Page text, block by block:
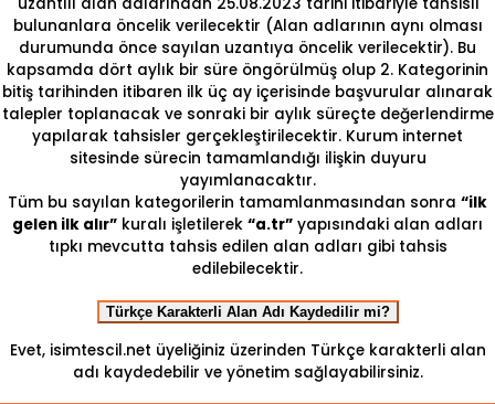
bulunanlara öncelik verilecektir (Alan adlarının aynı olması
durumunda önce sayılan uzantıya öncelik verilecektir). Bu
kapsamda dört aylık bir süre öngörülmüş olup 2. Kategorinin
bitiş tarihinden itibaren ilk üç ay içerisinde başvurular alınarak
talepler toplanacak ve sonraki bir aylık süreçte değerlendirme
yapılarak tahsisler gerçekleştirilecektir. Kurum internet
sitesinde sürecin tamamlandığı ilişkin duyuru
yayımlanacaktır.
Tüm bu sayılan kategorilerin tamamlanmasından sonra “ilk
gelen ilk alır” kuralı işletilerek “a.tr” yapısındaki alan adları
tıpkı mevcutta tahsis edilen alan adları gibi tahsis
edilebilecektir.
Türkçe Karakterli Alan Adı Kaydedilir mi?
Evet, isimtescil.net üyeliğiniz üzerinden Türkçe karakterli alan
adı kaydedebilir ve yönetim sağlayabilirsiniz.